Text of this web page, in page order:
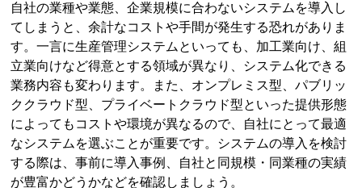
自社の業種や業態、企業規模に合わないシステムを導入し
てしまうと、余計なコストや手間が発生する恐れがありま
す。一言に生産管理システムといっても、加工業向け、組
立業向けなど得意とする領域が異なり、システム化できる
業務内容も変わります。また、オンプレミス型、パブリッ
ククラウド型、プライベートクラウド型といった提供形態
によってもコストや環境が異なるので、自社にとって最適
なシステムを選ぶことが重要です。システムの導入を検討
する際は、事前に導入事例、自社と同規模・同業種の実績
が豊富かどうかなどを確認しましょう。